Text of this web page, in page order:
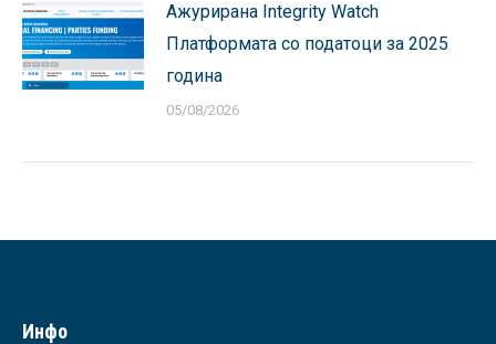
Ажурирана Integrity Watch
Платформата со податоци за 2025
година
05/08/2026
Инфо